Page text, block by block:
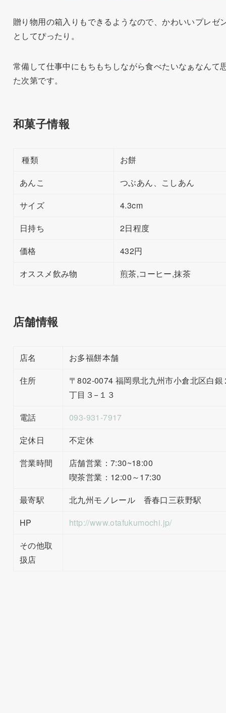
贈り物用の箱入りもできるようなので、かわいいプレゼ
としてぴったり。
常備して仕事中にもちもちしながら食べたいなぁなんて
た次第です。
和菓子情報
種類
お餅
あんこ
つぶあん、こしあん
サイズ
4.3cm
日持ち
2日程度
価格
432円
オススメ飲み物
煎茶,コーヒー,抹茶
店舗情報
店名
お多福餅本舗
住所
〒802-0074 福岡県北九州市小倉北区白銀
丁目３−１３
電話
093-931-7917
定休日
不定休
営業時間
店舗営業：7:30~18:00
喫茶営業：12:00～17:30
最寄駅
北九州モノレール 香春口三萩野駅
HP
http://www.otafukumochi.jp/
その他取
扱店